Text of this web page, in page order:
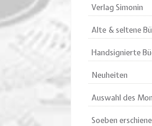
Verlag Simonin
Alte & seltene
Handsignierte
Neuheiten
Auswahl des
Soeben